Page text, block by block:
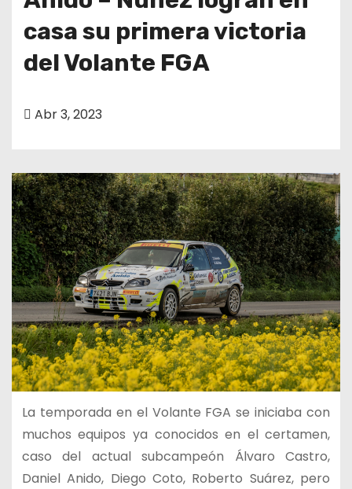
casa su primera victoria
del Volante FGA
Abr 3, 2023
La temporada en el Volante FGA se iniciaba con
muchos equipos ya conocidos en el certamen,
caso del actual subcampeón Álvaro Castro,
Daniel Anido, Diego Coto, Roberto Suárez, pero